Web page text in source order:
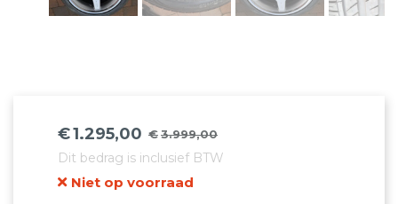
€3.999,00
Oorspronkelijke
prijs
was:
€1.295,00
Huidige
prijs
is:
Dit bedrag is inclusief BTW
Niet op voorraad